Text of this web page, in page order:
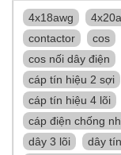
4x18awg
contactor
cos
cos nối dây điện
cáp tín hiệu 2 sợi
cáp tín hiệu 4 lõi
cáp điện chống
dây 3 lõi
dây